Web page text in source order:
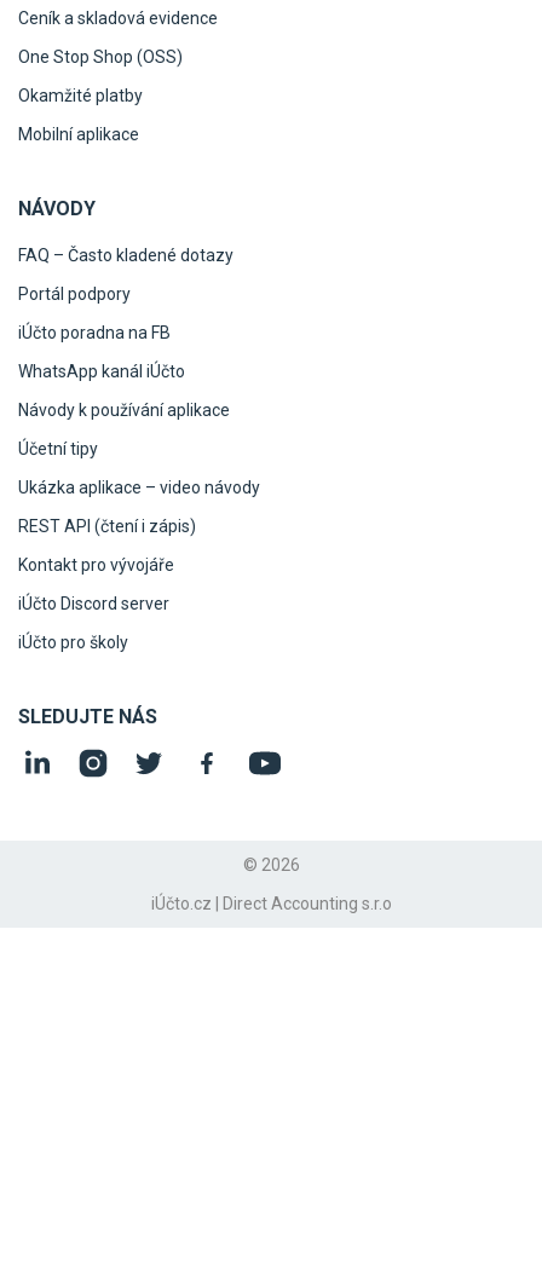
Ceník a skladová evidence
One Stop Shop (OSS)
Okamžité platby
Mobilní aplikace
NÁVODY
FAQ – Často kladené dotazy
Portál podpory
iÚčto poradna na FB
WhatsApp kanál iÚčto
Návody k používání aplikace
Účetní tipy
Ukázka aplikace – video návody
REST API (čtení i zápis)
Kontakt pro vývojáře
iÚčto Discord server
iÚčto pro školy
SLEDUJTE NÁS
© 2026
iÚčto.cz | Direct Accounting s.r.o